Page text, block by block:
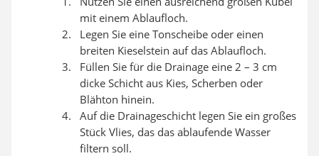
mit einem Ablaufloch.
Legen Sie eine Tonscheibe oder einen
breiten Kieselstein auf das Ablaufloch.
Füllen Sie für die Drainage eine 2 – 3 cm
dicke Schicht aus Kies, Scherben oder
Blähton hinein.
Auf die Drainageschicht legen Sie ein großes
Stück Vlies, das das ablaufende Wasser
filtern soll.